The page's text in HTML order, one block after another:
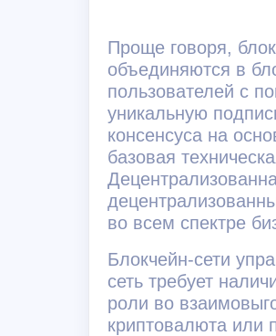
Проще говоря,
объединяются в
пользователей с
уникальную
консенсуса на
базовая
во всем спектре
Блокчейн-сети
сеть требует
роли во
криптовалюта или